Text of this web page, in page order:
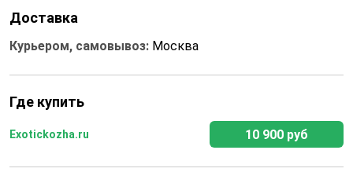
Доставка
Курьером, самовывоз: Москва
Где купить
Exotickozha.ru 10 900 руб